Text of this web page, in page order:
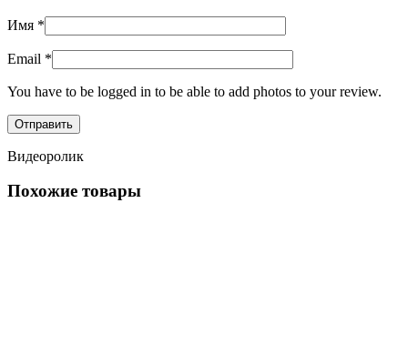
Имя *
Email *
You have to be logged in to be able to add photos to your review.
Видеоролик
Похожие товары